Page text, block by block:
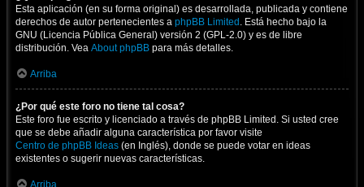
Esta aplicación (en su forma original) es desarrollada, publicada y contiene
derechos de autor pertenecientes a phpBB Limited . Está hecho bajo la
GNU (Licencia Pública General) versión 2 (GPL-2.0) y es de libre
distribución. Vea About phpBB para más detalles.
Arriba
¿Por qué este foro no tiene tal cosa?
Este foro fue escrito y licenciado a través de phpBB Limited. Si usted cree
que se debe añadir alguna característica por favor visite
Centro de phpBB Ideas (en Inglés), donde se puede votar en ideas
existentes o sugerir nuevas características.
Arriba